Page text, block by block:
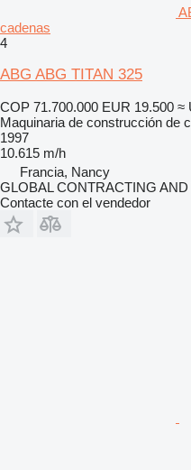
cadenas
4
ABG ABG TITAN 325
COP 71.700.000 EUR 19.500 ≈
Maquinaria de construcción de
1997
10.615 m/h
Francia, Nancy
GLOBAL CONTRACTING
Contacte con el vendedor